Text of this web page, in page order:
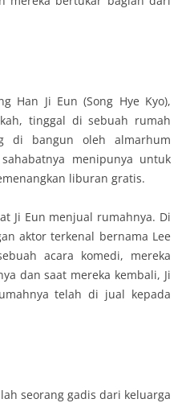
Han Ji Eun (Song Hye Kyo),
tinggal di sebuah rumah
di bangun oleh almarhum
menipunya untuk
liburan gratis.
Ji Eun menjual rumahnya. Di
aktor terkenal bernama Lee
acara komedi, mereka
dan saat mereka kembali, Ji
telah di jual kepada
seorang gadis dari keluarga